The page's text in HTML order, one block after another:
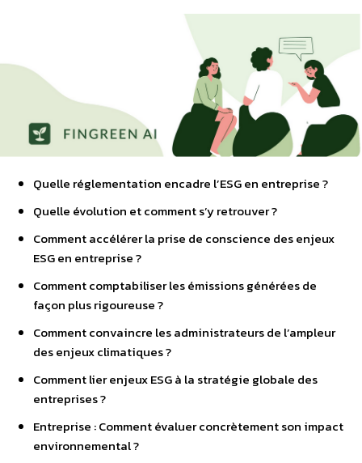
Quelle réglementation encadre l’ESG en entreprise ?
Quelle évolution et comment s’y retrouver ?
Comment accélérer la prise de conscience des enjeux
ESG en entreprise ?
Comment comptabiliser les émissions générées de
façon plus rigoureuse ?
Comment convaincre les administrateurs de l’ampleur
des enjeux climatiques ?
Comment lier enjeux ESG à la stratégie globale des
entreprises ?
Entreprise : Comment évaluer concrètement son impact
environnemental ?